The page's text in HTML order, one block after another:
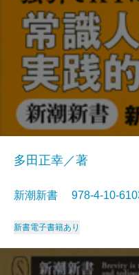
多田正幸／著
新潮新書 978-4-10-
新書電子書籍あり